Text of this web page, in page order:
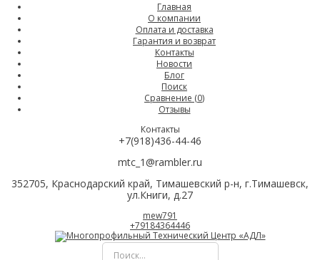
Главная
О компании
Оплата и доставка
Гарантия и возврат
Контакты
Новости
Блог
Поиск
Сравнение (0)
Отзывы
Контакты
+7(918)436-44-46
mtc_1@rambler.ru
352705, Краснодарский край, Тимашевский р-н, г.Тимашевск,
ул.Книги, д.27
mew791
+79184364446